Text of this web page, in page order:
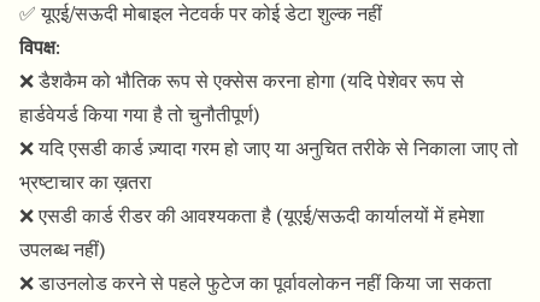
✅ यूएई/सऊदी मोबाइल नेटवर्क पर कोई डेटा शुल्क नहीं
विपक्ष:
❌ डैशकैम को भौतिक रूप से एक्सेस करना होगा (यदि पेशेवर रूप से
हार्डवेयर्ड किया गया है तो चुनौतीपूर्ण)
❌ यदि एसडी कार्ड ज़्यादा गरम हो जाए या अनुचित तरीके से निकाला जाए तो
भ्रष्टाचार का ख़तरा
❌ एसडी कार्ड रीडर की आवश्यकता है (यूएई/सऊदी कार्यालयों में हमेशा
उपलब्ध नहीं)
❌ डाउनलोड करने से पहले फुटेज का पूर्वावलोकन नहीं किया जा सकता